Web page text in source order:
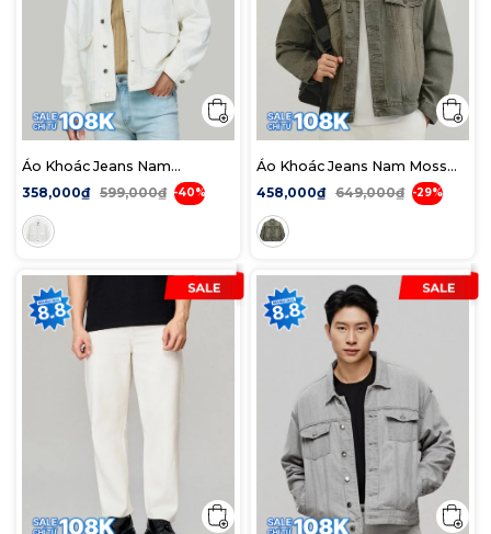
Áo Khoác Jeans Nam
Offwhite Pocket Form Loose
358,000₫ 599,000₫ -40%
Áo Khoác Jeans Nam Moss
Sage Tint Wash Form Loose
458,000₫ 649,000₫ -29%